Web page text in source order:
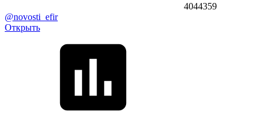
4044359
@novosti_efir
Открыть